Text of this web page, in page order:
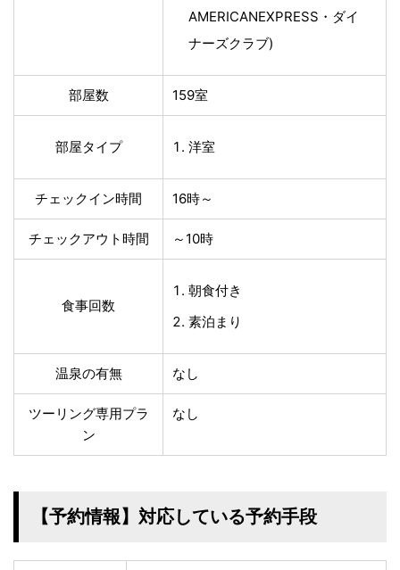
AMERICANEXPRESS・ダイ
ナーズクラブ)
部屋数 159室
部屋タイプ 洋室
チェックイン時間 16時～
チェックアウト時間 ～10時
食事回数
朝食付き
素泊まり
温泉の有無 なし
ツーリング専用プラ
ン
なし
【予約情報】対応している予約手段